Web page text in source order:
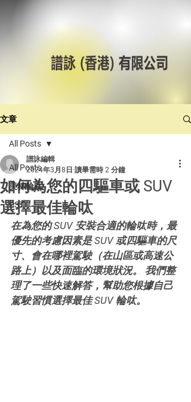
文章
All Posts
美林輪呔
CST
All Posts
如何為您的四驅車或 SUV
選擇最佳輪呔
譜詠編輯
2024年3月8日 讀畢需時 2 分鐘
在為您的 SUV 安裝合適的輪呔時，最
優先的考慮因素是 SUV 或四驅車的尺
寸、會在哪裡駕駛（在山區或高速公
路上）以及面臨的環境狀況。 我們整
理了一些快速解答，幫助您根據自己
駕駛習慣選擇最佳 SUV 輪呔。